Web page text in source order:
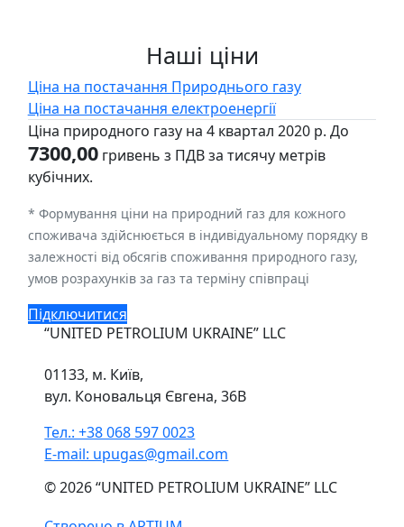
Наші ціни
Ціна на постачання Природнього газу
Ціна на постачання електроенергії
Ціна природного газу на 4 квартал 2020 р. До
7300,00гривень з ПДВ за тисячу метрів
кубічних.
* Формування ціни на природний газ для кожного
споживача здійснюється в індивідуальному порядку в
залежності від обсягів споживання природного газу,
умов розрахунків за газ та терміну співпраці
Підключитися
“UNITED PETROLIUM UKRAINE” LLC
01133, м. Київ,
вул. Коновальця Євгена, 36В
Тел.: +38 068 597 0023
E-mail: upugas@gmail.com
© 2026 “UNITED PETROLIUM UKRAINE” LLC